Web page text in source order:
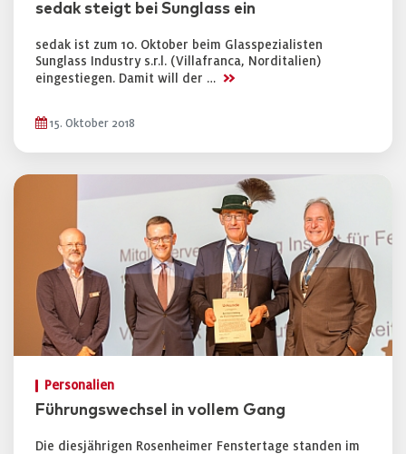
sedak steigt bei Sunglass ein
sedak ist zum 10. Oktober beim Glasspezialisten
Sunglass Industry s.r.l. (Villafranca, Norditalien)
eingestiegen. Damit will der … >>
15. Oktober 2018
Personalien
Führungswechsel in vollem Gang
Die diesjährigen Rosenheimer Fenstertage standen im